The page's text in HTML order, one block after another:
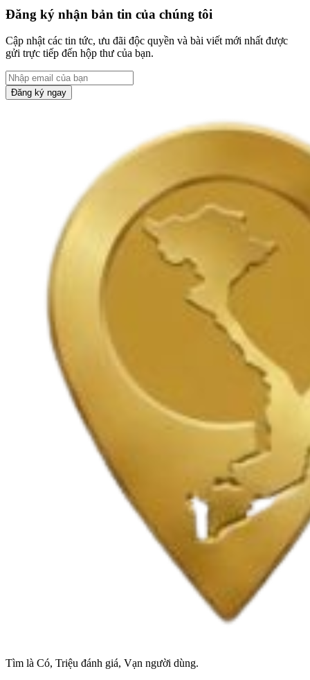
Đăng ký nhận bản tin của chúng tôi
Cập nhật các tin tức, ưu đãi độc quyền và bài viết mới nhất được
gửi trực tiếp đến hộp thư của bạn.
Đăng ký ngay
Tìm là Có, Triệu đánh giá, Vạn người dùng.